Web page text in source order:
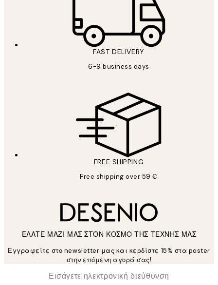
FAST DELIVERY
6-9 business days
FREE SHIPPING
Free shipping over 59 €
ΕΛΑΤΕ ΜΑΖΙ ΜΑΣ ΣΤΟΝ ΚΟΣΜΟ ΤΗΣ ΤΕΧΝΗΣ ΜΑΣ
Εγγραφείτε στο newsletter μας και κερδίστε 15% στα poster
στην επόμενη αγορά σας!
Ηλεκτρονική Διεύθυνση